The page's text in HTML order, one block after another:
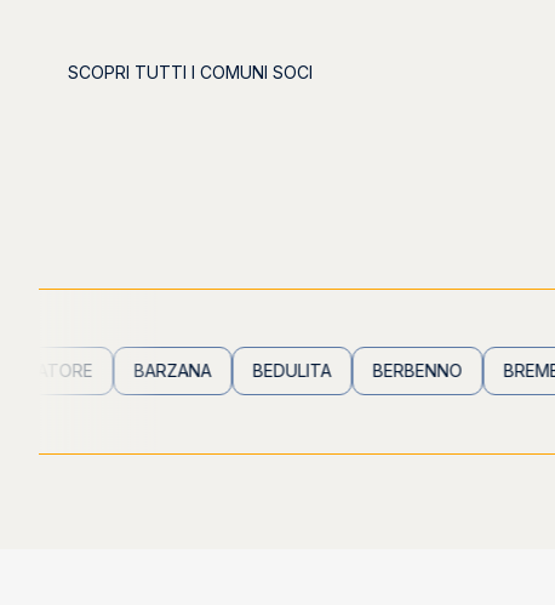
SCOPRI TUTTI I COMUNI SOCI
BARZANA BEDULITA BERBENNO BREMBILLA